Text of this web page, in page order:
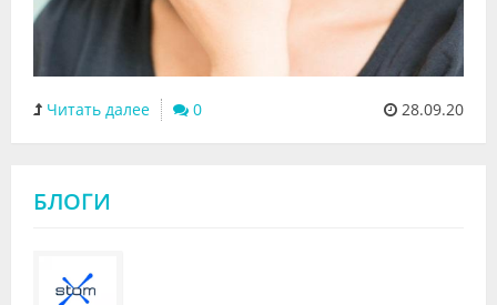
Читать далее 0 28.09.20
БЛОГИ